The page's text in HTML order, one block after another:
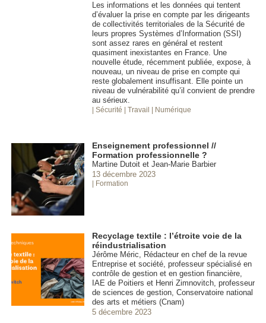
Les informations et les données qui tentent
d’évaluer la prise en compte par les dirigeants
de collectivités territoriales de la Sécurité de
leurs propres Systèmes d’Information (SSI)
sont assez rares en général et restent
quasiment inexistantes en France. Une
nouvelle étude, récemment publiée, expose, à
nouveau, un niveau de prise en compte qui
reste globalement insuffisant. Elle pointe un
niveau de vulnérabilité qu’il convient de prendre
au sérieux.
| Sécurité | Travail | Numérique
Enseignement professionnel //
Formation professionnelle ?
Martine Dutoit et Jean-Marie Barbier
13 décembre 2023
| Formation
Recyclage textile : l’étroite voie de la
réindustrialisation
Jérôme Méric, Rédacteur en chef de la revue
Entreprise et société, professeur spécialisé en
contrôle de gestion et en gestion financière,
IAE de Poitiers et Henri Zimnovitch, professeur
de sciences de gestion, Conservatoire national
des arts et métiers (Cnam)
5 décembre 2023